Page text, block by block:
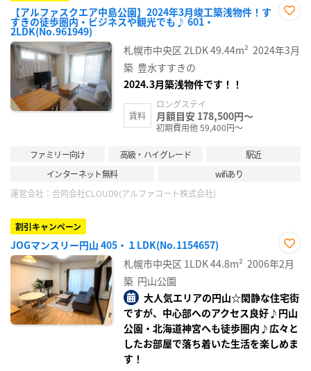
【アルファスクエア中島公園】2024年3月竣工築浅物件！す
すきの徒歩圏内・ビジネスや観光でも♪ 601・
2LDK(No.961949)
り登
録
札幌市中央区 2LDK49.44m² 2024年3月
築 豊水すすきの
2024.3月築浅物件です！！
賃料
ロングステイ
月額目安 178,500円～
初期費用他 59,400円～
ファミリー向け 高級・ハイグレード
駅近
インターネット無料
wifiあり
運営会社： 合同会社CLOUD9(アルファコート株式会社)
割引キャンペーン
JOGマンスリー円山 405・１LDK(No.1154657)
お気
に入
札幌市中央区 1LDK44.8m² 2006年2月
築 円山公園
大人気エリアの円山☆閑静な住宅街
ですが、中心部へのアクセス良好♪円山
公園・北海道神宮へも徒歩圏内♪広々と
したお部屋で落ち着いた生活を楽しめま
す！